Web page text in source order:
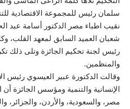
سلمان رئيس للمجموعة الاقتصادية
نقيب اطباء مصر الدكتور أسامة عبد
شعبان العميد السابق لمعهد القلب،
رئيس لجنة تحكيم الجائزة وتلى ذلك
والمنظمين.
وقالت الدكتورة عبير العيسوي رئيس
الإنسانية والتنمية ومؤسس الجائزة أن
مصر، والسعودية، والأردن، والجزائر،